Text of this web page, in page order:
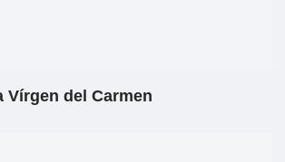
Vírgen del Carmen